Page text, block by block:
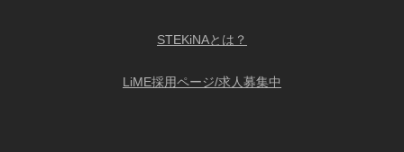
STEKiNAとは？
LiME採用ページ/求人募集中